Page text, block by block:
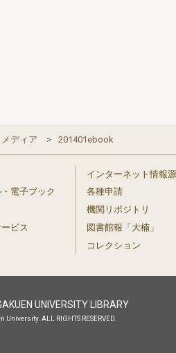
メディア 201401ebook
電子ブック
ビス
インターネット情報源
各種申請
機関リポジトリ
図書館報「大楠」
コレクション
UNIVERSITY LIBRARY
University. ALL RIGHTS RESERVED.